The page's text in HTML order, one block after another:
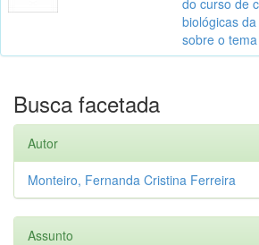
biológicas
sobre o
Busca facetada
Autor
Monteiro, Fernanda Cristina Ferreira
Assunto